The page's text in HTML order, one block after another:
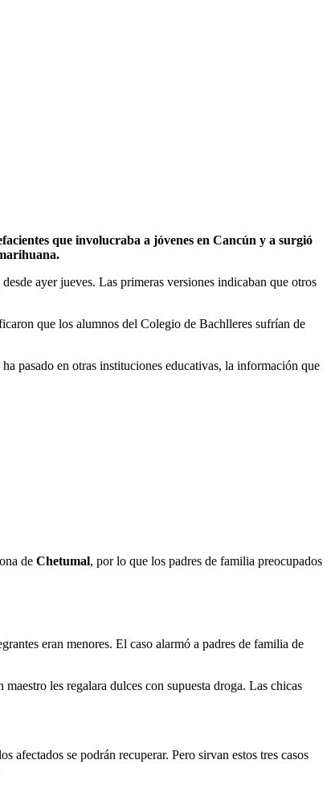
que involucraba a jóvenes en Cancún y a surgió
ayer jueves. Las primeras versiones indicaban que otros
que los alumnos del Colegio de Bachlleres sufrían de
pasado en otras instituciones educativas, la información que
de Chetumal, por lo que los padres de familia preocupados
eran menores. El caso alarmó a padres de familia de
les regalara dulces con supuesta droga. Las chicas
afectados se podrán recuperar. Pero sirvan estos tres casos